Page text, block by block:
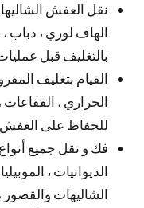
نقل العفش
الهاف لوري ، دباب ،
بالتغليف قبل
القيام بتغليف
الحراري ، الفقاعات
للحفاظ على العفش
فك و نقل جميع أنواع
الديوانيات ،
الشاليهات والقصور